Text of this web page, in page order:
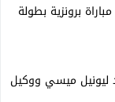
برونزية بطولة
ميسي ووكيل